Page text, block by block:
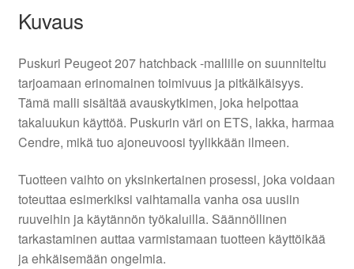
Kuvaus
Puskuri Peugeot 207 hatchback -mallille on suunniteltu
tarjoamaan erinomainen toimivuus ja pitkäikäisyys.
Tämä malli sisältää avauskytkimen, joka helpottaa
takaluukun käyttöä. Puskurin väri on ETS, lakka, harmaa
Cendre, mikä tuo ajoneuvoosi tyylikkään ilmeen.
Tuotteen vaihto on yksinkertainen prosessi, joka voidaan
toteuttaa esimerkiksi vaihtamalla vanha osa uusiin
ruuveihin ja käytännön työkaluilla. Säännöllinen
tarkastaminen auttaa varmistamaan tuotteen käyttöikää
ja ehkäisemään ongelmia.